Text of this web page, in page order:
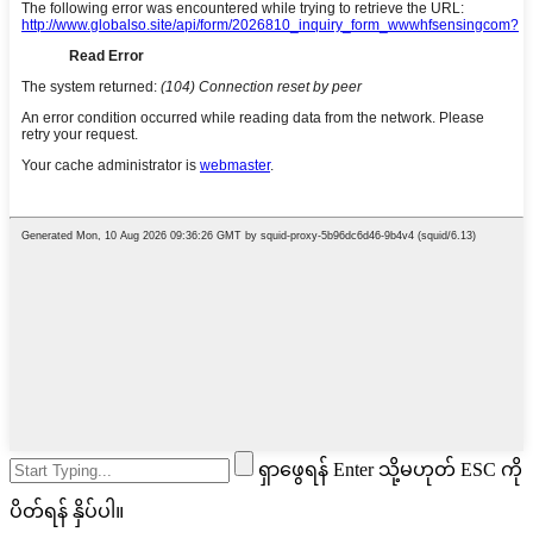
ရှာဖွေရန် Enter သို့မဟုတ် ESC ကို
ပိတ်ရန် နှိပ်ပါ။